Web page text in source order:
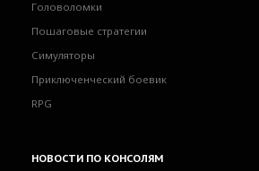
Головоломки
Пошаговые стратегии
Симуляторы
Приключенческий боевик
RPG
НОВОСТИ ПО КОНСОЛЯМ